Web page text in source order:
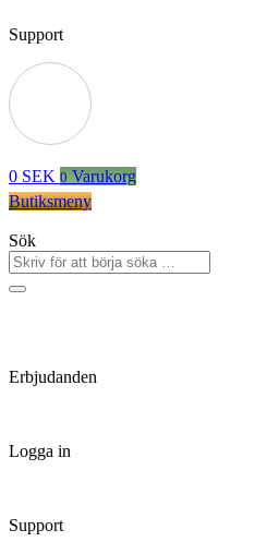
Support
0 SEK 0 Varukorg
Butiksmeny
Sök
Erbjudanden
Logga in
Support